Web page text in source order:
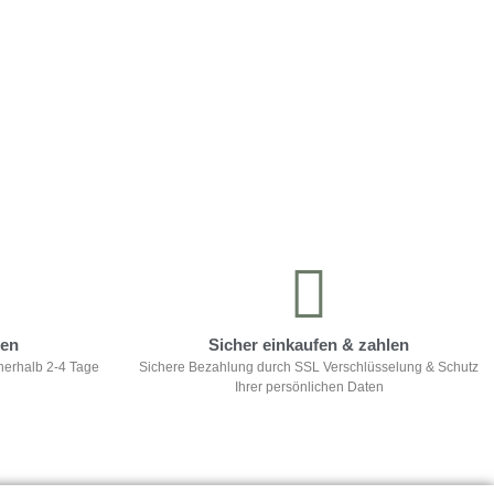
2-4 Tage
Sicher einkaufen & zahlen
Sichere Bezahlung durch SSL Verschlüsselung & Schutz
Ihrer persönlichen Daten